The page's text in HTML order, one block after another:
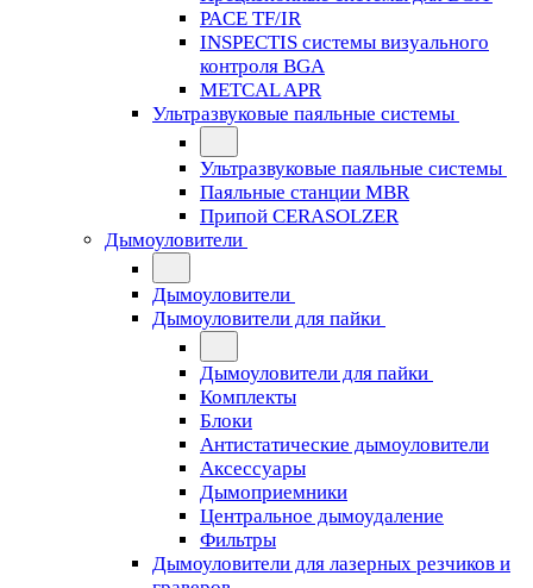
PACE TF/IR
INSPECTIS системы визуального
контроля BGA
METCAL APR
Ультразвуковые паяльные системы
Ультразвуковые паяльные системы
Паяльные станции MBR
Припой CERASOLZER
Дымоуловители
Дымоуловители
Дымоуловители для пайки
Дымоуловители для пайки
Комплекты
Блоки
Антистатические дымоуловители
Аксессуары
Дымоприемники
Центральное дымоудаление
Фильтры
Дымоуловители для лазерных резчиков и